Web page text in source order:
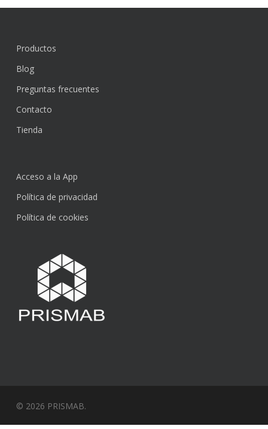
Productos
Blog
Preguntas frecuentes
Contacto
Tienda
Acceso a la App
Política de privacidad
Política de cookies
© 2026 PRISMAB.